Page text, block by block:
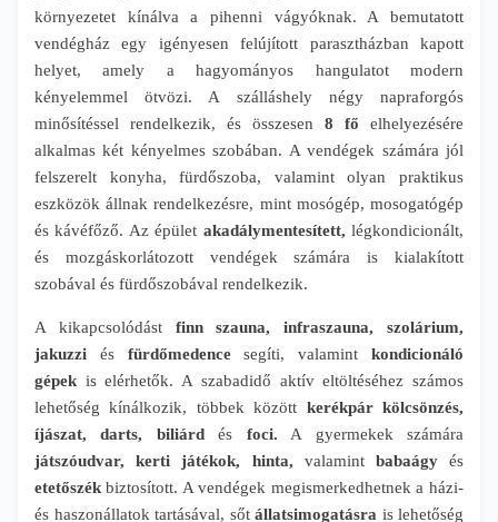
környezetet kínálva a pihenni vágyóknak. A bemutatott
vendégház egy igényesen felújított parasztházban kapott
helyet, amely a hagyományos hangulatot modern
kényelemmel ötvözi. A szálláshely négy napraforgós
minősítéssel rendelkezik, és összesen 8 fő elhelyezésére
alkalmas két kényelmes szobában. A vendégek számára jól
felszerelt konyha, fürdőszoba, valamint olyan praktikus
eszközök állnak rendelkezésre, mint mosógép, mosogatógép
és kávéfőző. Az épület akadálymentesített, légkondicionált,
és mozgáskorlátozott vendégek számára is kialakított
szobával és fürdőszobával rendelkezik.
A kikapcsolódástfinn szauna, infraszauna, szolárium,
jakuzzi ésfürdőmedencesegíti, valamintkondicionáló
gépek is elérhetők. A szabadidő aktív eltöltéséhez számos
lehetőség kínálkozik, többek között kerékpár kölcsönzés,
íjászat, darts, biliárdés foci. A gyermekek számára
játszóudvar, kerti játékok, hinta, valamintbabaágyés
etetőszék biztosított. A vendégek megismerkedhetnek a házi-
és haszonállatok tartásával, sőt állatsimogatásra is lehetőség